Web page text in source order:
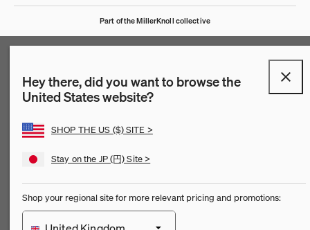
Part of the MillerKnoll collective
Hey there, did you want to browse the
United States website?
SHOP THE US ($) SITE >
Stay on the JP (円) Site >
Shop your regional site for more relevant pricing and promotions: